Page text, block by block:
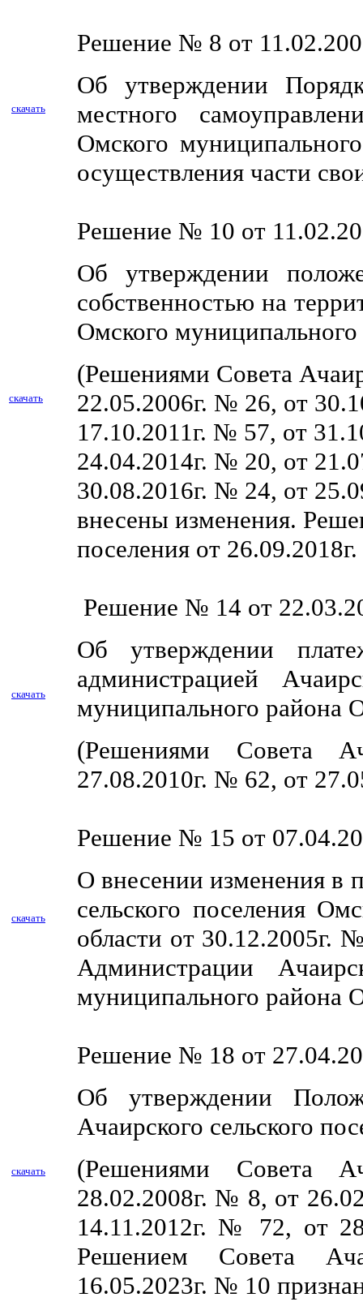
скачать
Решение № 8 от
Об утверждении
местного
Омского
осуществления части
скачать
Решение № 10 от
Об утверждении
собственностью на
Омского
(Решениями Совета
22.05.2006г. № 26, от
17.10.2011г. № 57, от
24.04.2014г. № 20, от
30.08.2016г. № 24, от
внесены изменения.
поселения от
скачать
Решение № 14 от
Об утверждении
администрацией
муниципального района
(Решениями Совета
27.08.2010г. № 62, от
скачать
Решение № 15 от
О внесении изменения в
сельского поселения
области от 30.12.2005г.
Администрации
муниципального района
скачать
Решение № 18 от
Об утверждении
Ачаирского сельского
(Решениями Совета
28.02.2008г. № 8, от
14.11.2012г. № 72, от
Решением Совета
16.05.2023г. № 10